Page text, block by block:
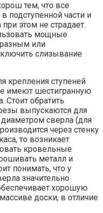
тем, что все
подступенной части и
этом не страдает.
мощные
или
слизывание
крепления ступеней
имеют шестигранную
Стоит обратить
выпускаются для
сверла (для
через стенку
то возникает
кровельные
металл и
понимать, что у
значительно
хорошую
доски, в отличие